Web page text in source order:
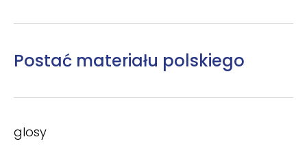
Postać materiału polskiego
glosy